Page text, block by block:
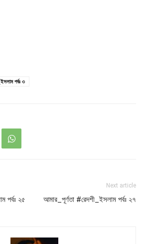
পর্বঃ ৩
পর্বঃ ২৫
Next article
আমার_পূর্ণতা #রেদশী_ইসলাম পর্বঃ ২৭